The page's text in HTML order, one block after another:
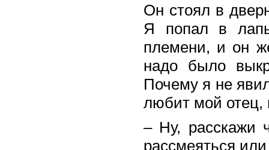
Он стоял в
Я попал в лапы
племени, и он
надо было
Почему я не
любит мой отец,
– Ну, расскажи
рассмеяться